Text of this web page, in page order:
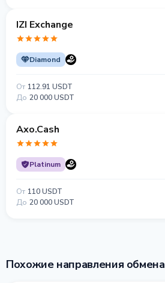
IZI Exchange
Diamond
От 112.91 USDT
До 20 000 USDT
Axo.Cash
Platinum
От 110 USDT
До 20 000 USDT
Похожие направления обмена